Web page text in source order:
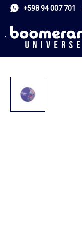
+598 94 007 701